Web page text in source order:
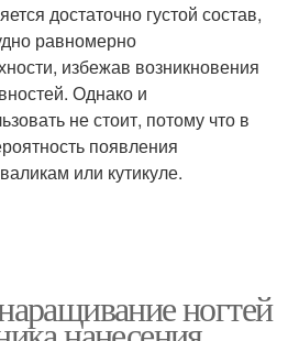
достаточно густой состав,
равномерно
избежав возникновения
Однако и
не стоит, потому что в
появления
или кутикуле.
ногтей